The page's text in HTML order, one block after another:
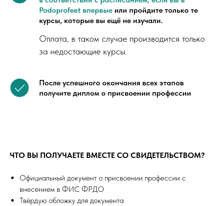
Podoprofeet впервые или пройдите только те
курсы, которые вы ещё не изучали.
Оплата, в таком случае производится только
за недостающие курсы.
После успешного окончания всех этапов
получите диплом о присвоении профессии
ЧТО ВЫ ПОЛУЧАЕТЕ ВМЕСТЕ СО СВИДЕТЕЛЬСТВОМ?
Официальный документ о присвоении профессии с
внесением в ФИС ФРДО
Твёрдую обложку для документа